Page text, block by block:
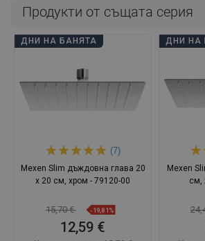
Продукти от същата серия
ДНИ НА БАНЯТА
(7)
Mexen Slim дъждовна глава 20
x 20 см, хром - 79120-00
15,70 € -19,81%
12,59 €
ДНИ НА
Mexen
см,